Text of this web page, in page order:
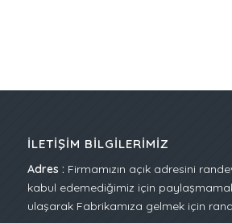
İLETIŞIM BILGILERIMIZ
Adres : Firmamızın açık adresini
kabul edemediğimiz için
ulaşarak Fabrikamıza gelmek için